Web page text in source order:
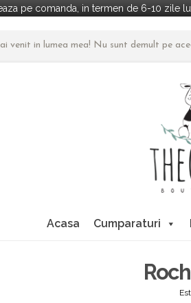
pe comanda, in termen de 6-10 zile
venit in lumea mea! Nu sunt demult pe
Acasa Cumparaturi